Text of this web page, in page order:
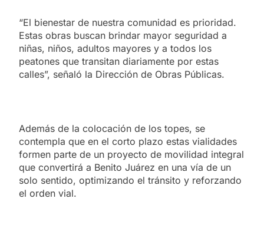
“El bienestar de nuestra comunidad es prioridad.
Estas obras buscan brindar mayor seguridad a
niñas, niños, adultos mayores y a todos los
peatones que transitan diariamente por estas
calles”, señaló la Dirección de Obras Públicas.
Además de la colocación de los topes, se
contempla que en el corto plazo estas vialidades
formen parte de un proyecto de movilidad integral
que convertirá a Benito Juárez en una vía de un
solo sentido, optimizando el tránsito y reforzando
el orden vial.